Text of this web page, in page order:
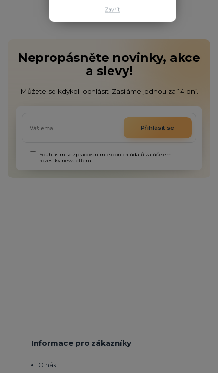
Nepropásněte novinky, akce
a slevy!
Můžete se kdykoli odhlásit. Zasíláme jednou za 14 dní.
Přihlásit se
Souhlasím se zpracováním osobních údajů za účelem
rozesílky newsletteru.
Informace pro zákazníky
O nás
Zavřít